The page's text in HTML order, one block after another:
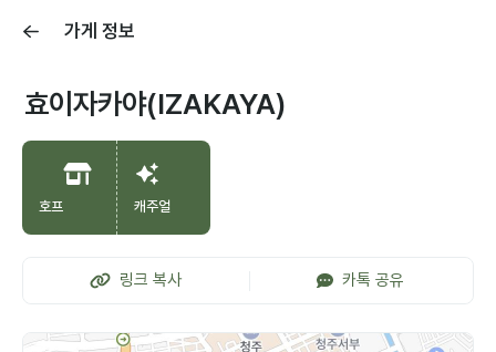
가게 정보
효이자카야(IZAKAYA)
호프 캐주얼
링크 복사 카톡 공유